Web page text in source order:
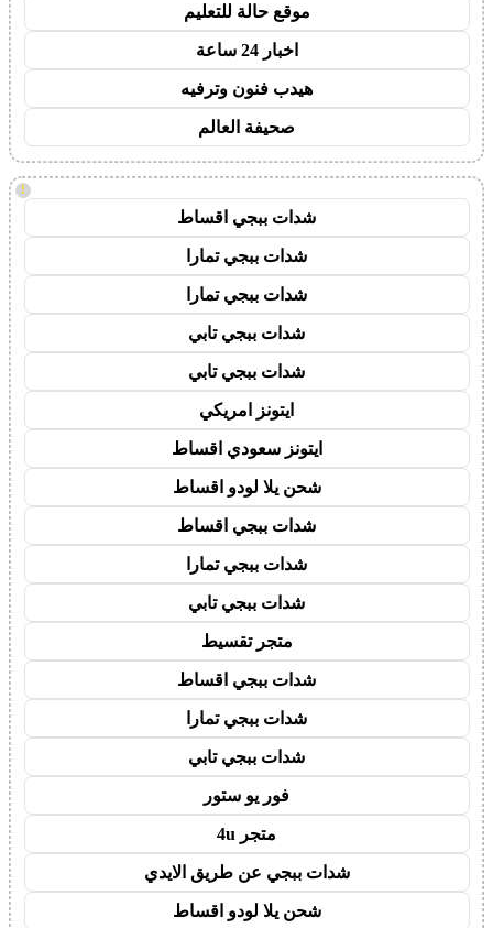
موقع حالة للتعليم
اخبار 24 ساعة
هيدب فنون وترفيه
صحيفة العالم
!
شدات ببجي اقساط
شدات ببجي تمارا
شدات ببجي تمارا
شدات ببجي تابي
شدات ببجي تابي
ايتونز امريكي
ايتونز سعودي اقساط
شحن يلا لودو اقساط
شدات ببجي اقساط
شدات ببجي تمارا
شدات ببجي تابي
متجر تقسيط
شدات ببجي اقساط
شدات ببجي تمارا
شدات ببجي تابي
فور يو ستور
متجر 4u
شدات ببجي عن طريق الايدي
شحن يلا لودو اقساط